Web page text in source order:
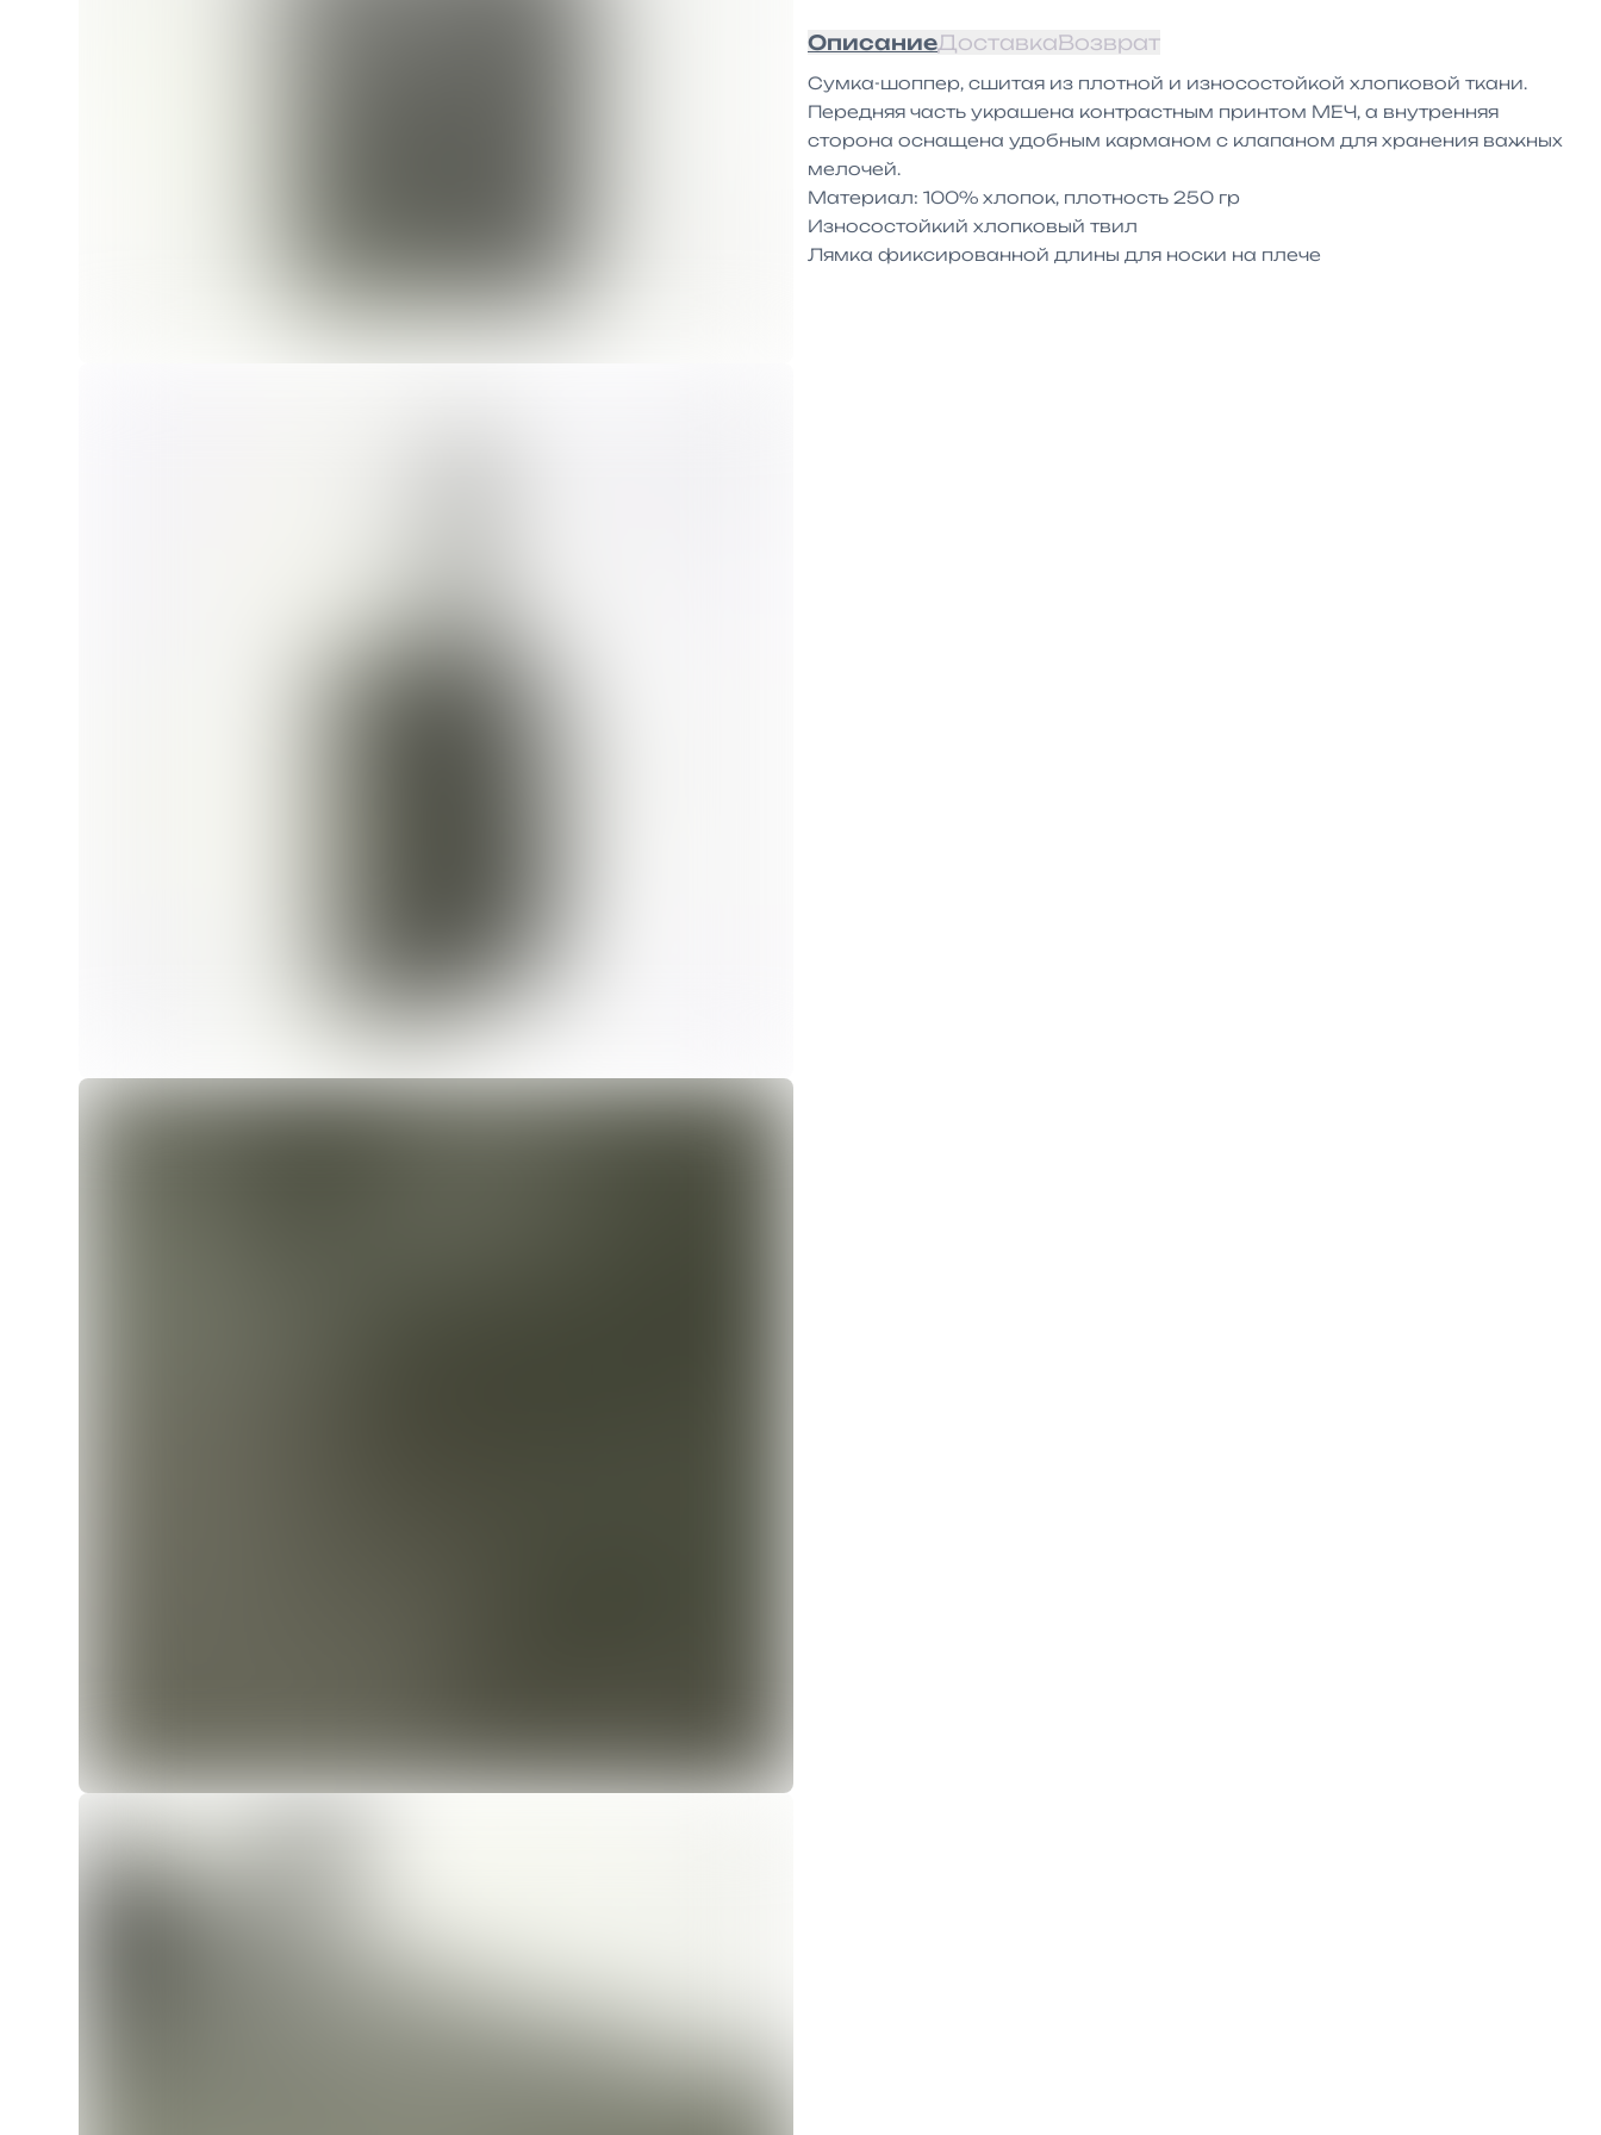
ОписаниеДоставкаВозврат
Сумка-шоппер, сшитая из плотной и износостойкой хлопковой ткани.
Передняя часть украшена контрастным принтом МЕЧ, а внутренняя
сторона оснащена удобным карманом с клапаном для хранения важных
мелочей.
Материал: 100% хлопок, плотность 250 гр
Износостойкий хлопковый твил
Лямка фиксированной длины для носки на плече